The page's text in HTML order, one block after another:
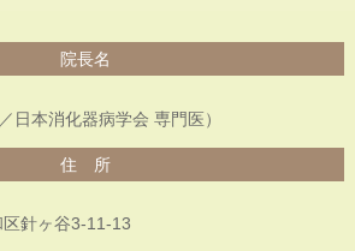
院長名
日本消化器病学会 専門医）
住 所
針ヶ谷3-11-13